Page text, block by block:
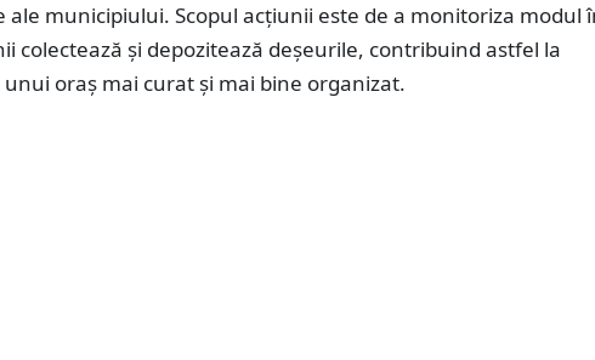
ale municipiului. Scopul acțiunii este de a monitoriza modul
colectează și depozitează deșeurile, contribuind astfel la
oraș mai curat și mai bine organizat.